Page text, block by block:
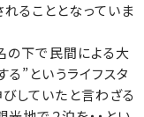
ることとなっていま
の下で民間による大
”というライフスタ
していたと言わざる